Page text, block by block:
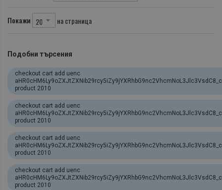
Покажи на страница
Подобни търсения
checkout cart add uenc
product 2010
checkout cart add uenc
product 2010
checkout cart add uenc
product 2010
checkout cart add uenc
product 2010